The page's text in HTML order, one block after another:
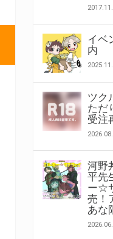
イベ
内
ツク
ただ
受注
河野
平先
ー☆
売！
あな